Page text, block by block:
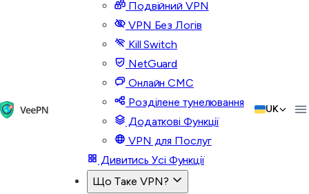
Подвійний VPN
VPN Без Логів
Kill Switch
NetGuard
Онлайн СМС
Розділене тунелювання
Додаткові Функції
VPN для Послуг
Дивитись Усі Функції
Що Таке VPN?
UK